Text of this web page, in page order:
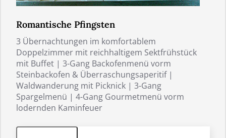
Romantische Pfingsten
3 Übernachtungen im komfortablem
Doppelzimmer mit reichhaltigem Sektfrühstück
mit Buffet | 3-Gang Backofenmenü vorm
Steinbackofen & Überraschungsaperitif |
Waldwanderung mit Picknick | 3-Gang
Spargelmenü | 4-Gang Gourmetmenü vorm
lodernden Kaminfeuer